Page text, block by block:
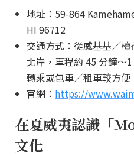
地址：59-864
HI 96712
交通方式：從威基基／
北岸，車程約 45 分鐘～
轉乘或包車／租車較方便
官網： https://
在夏威夷認識「
文化